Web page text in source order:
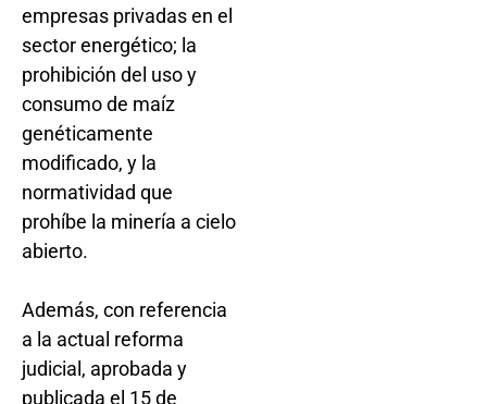
empresas privadas en el
sector energético; la
prohibición del uso y
consumo de maíz
genéticamente
modificado, y la
normatividad que
prohíbe la minería a cielo
abierto.
Además, con referencia
a la actual reforma
judicial, aprobada y
publicada el 15 de